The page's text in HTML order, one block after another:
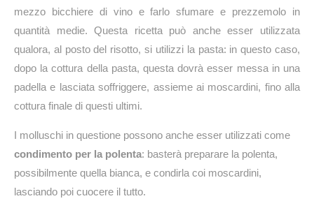
mezzo bicchiere di vino e farlo sfumare e prezzemolo in
quantità medie. Questa ricetta può anche esser utilizzata
qualora, al posto del risotto, si utilizzi la pasta: in questo caso,
dopo la cottura della pasta, questa dovrà esser messa in una
padella e lasciata soffriggere, assieme ai moscardini, fino alla
cottura finale di questi ultimi.
I molluschi in questione possono anche esser utilizzati come
condimento per la polenta: basterà preparare la polenta,
possibilmente quella bianca, e condirla coi moscardini,
lasciando poi cuocere il tutto.